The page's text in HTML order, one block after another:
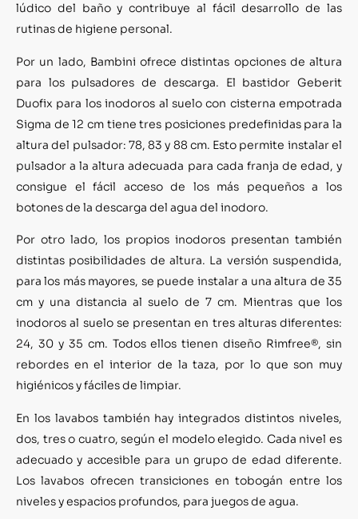
lúdico del baño y contribuye al fácil desarrollo de las
rutinas de higiene personal.
Por un lado, Bambini ofrece distintas opciones de altura
para los pulsadores de descarga. El bastidor Geberit
Duofix para los inodoros al suelo con cisterna empotrada
Sigma de 12 cm tiene tres posiciones predefinidas para la
altura del pulsador: 78, 83 y 88 cm. Esto permite instalar el
pulsador a la altura adecuada para cada franja de edad, y
consigue el fácil acceso de los más pequeños a los
botones de la descarga del agua del inodoro.
Por otro lado, los propios inodoros presentan también
distintas posibilidades de altura. La versión suspendida,
para los más mayores, se puede instalar a una altura de 35
cm y una distancia al suelo de 7 cm. Mientras que los
inodoros al suelo se presentan en tres alturas diferentes:
24, 30 y 35 cm. Todos ellos tienen diseño Rimfree®, sin
rebordes en el interior de la taza, por lo que son muy
higiénicos y fáciles de limpiar.
En los lavabos también hay integrados distintos niveles,
dos, tres o cuatro, según el modelo elegido. Cada nivel es
adecuado y accesible para un grupo de edad diferente.
Los lavabos ofrecen transiciones en tobogán entre los
niveles y espacios profundos, para juegos de agua.